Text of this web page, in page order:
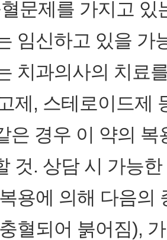
문제를 가지고 있
임신하고 있을 가
치과의사의 치료
제, 스테로이드제
은 경우 이 약의
것. 상담 시 가능
용에 의해 다음의
혈되어 붉어짐),